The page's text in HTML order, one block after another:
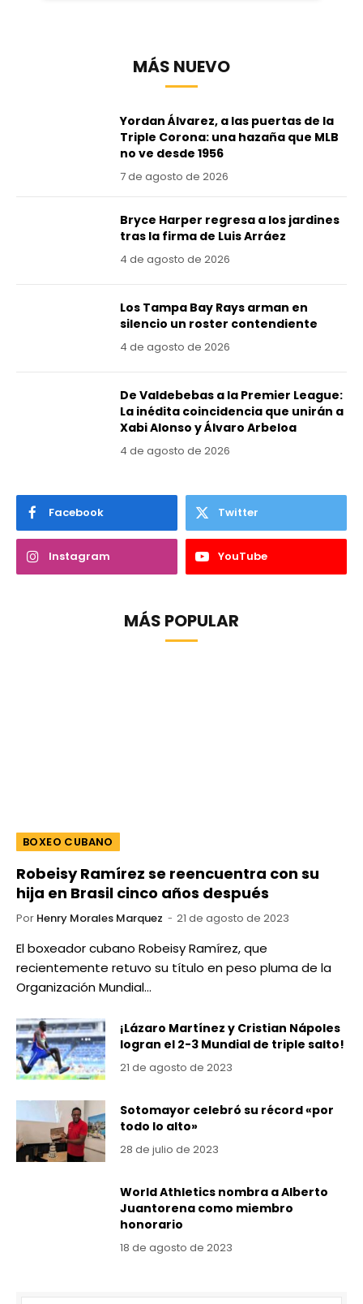
MÁS NUEVO
Yordan Álvarez, a las puertas de la
Triple Corona: una hazaña que MLB
no ve desde 1956
7 de agosto de 2026
Bryce Harper regresa a los jardines
tras la firma de Luis Arráez
4 de agosto de 2026
Los Tampa Bay Rays arman en
silencio un roster contendiente
4 de agosto de 2026
De Valdebebas a la Premier League:
La inédita coincidencia que unirán a
Xabi Alonso y Álvaro Arbeloa
4 de agosto de 2026
Facebook Twitter
Instagram YouTube
MÁS POPULAR
BOXEO CUBANO
Robeisy Ramírez se reencuentra con su
hija en Brasil cinco años después
Por Henry Morales Marquez 21 de agosto de 2023
El boxeador cubano Robeisy Ramírez, que
recientemente retuvo su título en peso pluma de la
Organización Mundial…
¡Lázaro Martínez y Cristian Nápoles
logran el 2-3 Mundial de triple salto!
21 de agosto de 2023
Sotomayor celebró su récord «por
todo lo alto»
28 de julio de 2023
World Athletics nombra a Alberto
Juantorena como miembro
honorario
18 de agosto de 2023